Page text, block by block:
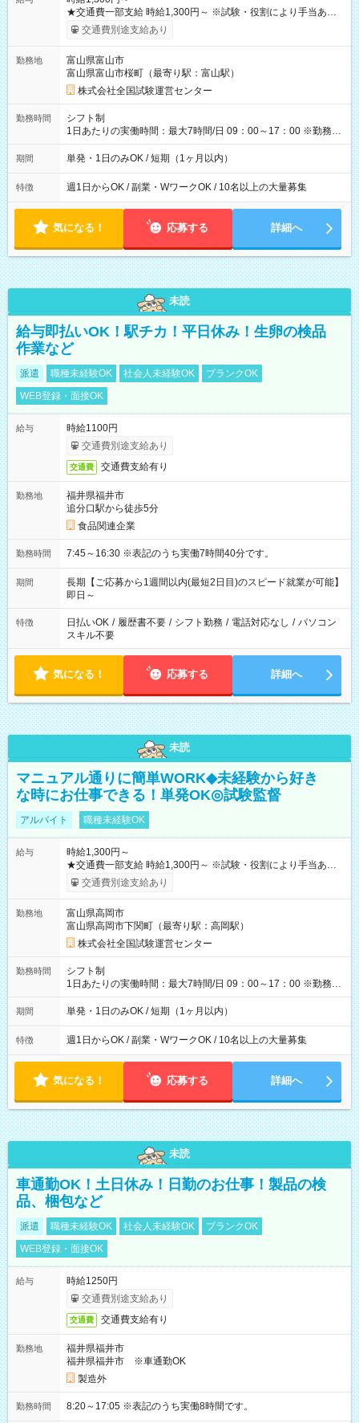
★交通費一部支給 時給1,300円～ ※試験・役割により手当あり
※勤務回数により昇給あり 【即給（前払い）オプションあ
り！】 希望される場合、勤務から1週間ほどで給与の一部を受け
例】 ・河合塾模擬試験 8:30～17:30（休憩1時間） 時給1,300円
×8時間＝日収10,400円＋交通費 ※当日の役割により時給＋100
円の場合あり ・国家試験 7:00～13:30（休憩なし） 時給1,300
円（役割手当＋100円）×6時間＝日収8,400円＋交通費 【試用期
間】試用期間なし
交通費別途支給あり
勤務地
富山県富山市
富山県富山市桜町（最寄り駅：富山駅）
株式会社全国試験運営センター
勤務時間
シフト制
1日あたりの実働時間：最大7時間/日 09：00～17：00 ※勤務時
間は 試験により異なります。
期間 単発・1日のみOK / 短期（1ヶ月以内）
特徴 週1日からOK / 副業・WワークOK / 10名以上の大量募集
気になる！ 応募する 詳細へ
未読
給与即払いOK！駅チカ！平日休み！生卵の検品
作業など
派遣 職種未経験OK 社会人未経験OK
ブランクOK
WEB登録・面接OK
給与
時給1100円
交通費別途支給あり
交通費 交通費支給有り
勤務地
福井県福井市
追分口駅から徒歩5分
食品関連企業
勤務時間 7:45～16:30 ※表記のうち実働7時間40分です。
期間
長期【ご応募から1週間以内(最短2日目)のスピード就業が可能】
即日～
特徴 日払いOK / 履歴書不要 / シフト勤務 / 電話対応なし / パソコン
スキル不要
気になる！ 応募する 詳細へ
未読
マニュアル通りに簡単WORK◆未経験から好き
な時にお仕事できる！単発OK◎試験監督
アルバイト 職種未経験OK
給与
時給1,300円～
★交通費一部支給 時給1,300円～ ※試験・役割により手当あり
※勤務回数により昇給あり 【即給（前払い）オプションあ
り！】 希望される場合、勤務から1週間ほどで給与の一部を受け
例】 ・河合塾模擬試験 8:30～17:30（休憩1時間） 時給1,300円
×8時間＝日収10,400円＋交通費 ※当日の役割により時給＋100
円の場合あり ・国家試験 7:00～13:30（休憩なし） 時給1,300
円（役割手当＋100円）×6時間＝日収8,400円＋交通費 【試用期
間】試用期間なし
交通費別途支給あり
勤務地
富山県高岡市
富山県高岡市下関町（最寄り駅：高岡駅）
株式会社全国試験運営センター
勤務時間
シフト制
1日あたりの実働時間：最大7時間/日 09：00～17：00 ※勤務時
間は 試験により異なります。
期間 単発・1日のみOK / 短期（1ヶ月以内）
特徴 週1日からOK / 副業・WワークOK / 10名以上の大量募集
気になる！ 応募する 詳細へ
未読
車通勤OK！土日休み！日勤のお仕事！製品の検
品、梱包など
派遣 職種未経験OK 社会人未経験OK
ブランクOK
WEB登録・面接OK
給与
時給1250円
交通費別途支給あり
交通費 交通費支給有り
勤務地
福井県福井市
福井県福井市 ※車通勤OK
製造外
勤務時間 8:20～17:05 ※表記のうち実働8時間です。